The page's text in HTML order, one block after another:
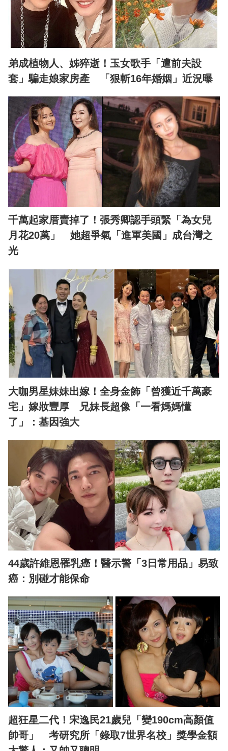
弟成植物人、姊猝逝！玉女歌手「遭前夫設
套」騙走娘家房產 「狠斬16年婚姻」近況曝
千萬起家厝賣掉了！張秀卿認手頭緊「為女兒
月花20萬」 她超爭氣「進軍美國」成台灣之
光
大咖男星妹妹出嫁！全身金飾「曾獲近千萬豪
宅」嫁妝豐厚 兄妹長超像「一看媽媽懂
了」：基因強大
44歲許維恩罹乳癌！醫示警「3日常用品」易致
癌：別碰才能保命
超狂星二代！宋逸民21歲兒「變190cm高顏值
帥哥」 考研究所「錄取7世界名校」獎學金額